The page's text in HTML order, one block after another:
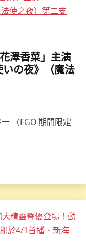
澤香菜」主演
の夜》（魔法
（FGO 期間限定